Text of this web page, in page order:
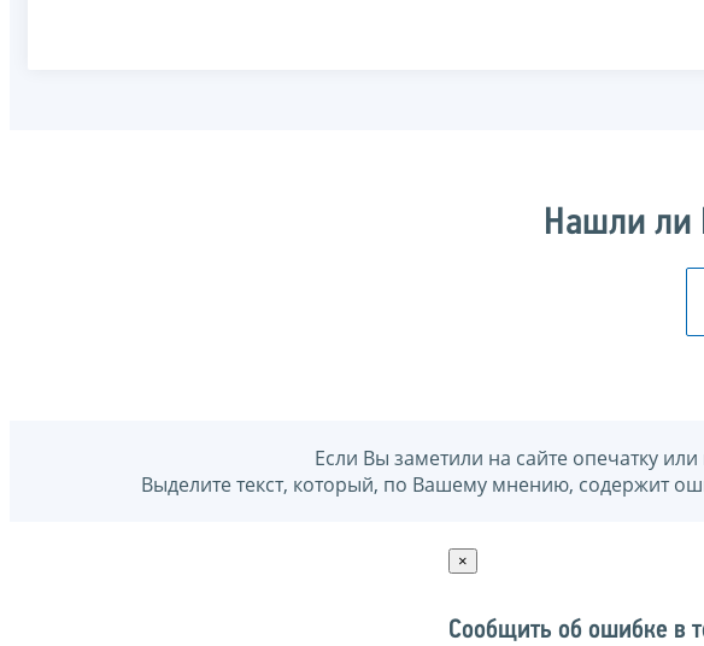
Нашли ли
Если Вы заметили на сайте опечатку
Выделите текст, который, по Вашему мнению, содержит
×
Сообщить об ошибке в